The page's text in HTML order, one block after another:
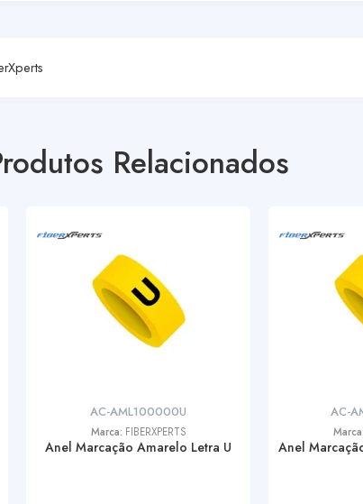
Relacionados
AC-AML100000U
Marca: FIBERXPERTS
Anel Marcação Amarelo Letra U
AC-
Marca:
Anel